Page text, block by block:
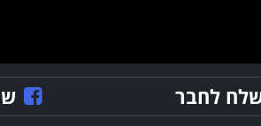
לחבר